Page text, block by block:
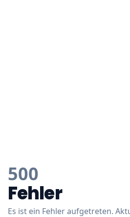
500
Fehler
Es ist ein Fehler aufgetreten.